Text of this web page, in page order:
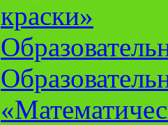
краски»